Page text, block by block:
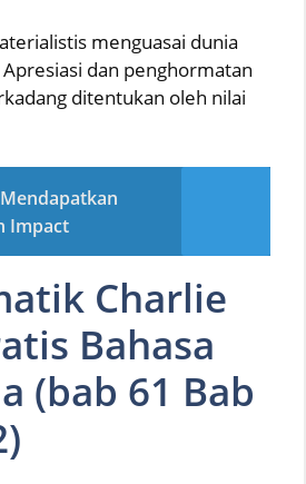
menguasai dunia
dan penghormatan
ditentukan oleh nilai
Impact
Charlie
Bahasa
(bab 61 Bab